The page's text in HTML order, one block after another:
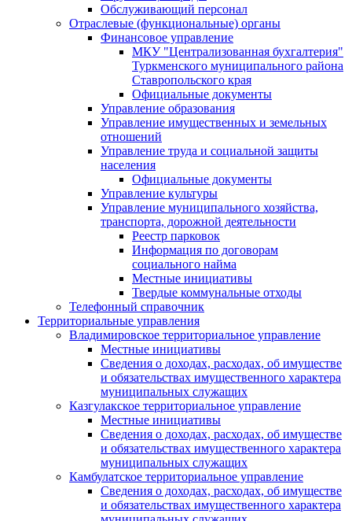
Обслуживающий персонал
Отраслевые (функциональные) органы
Финансовое управление
МКУ "Централизованная бухгалтерия"
Туркменского муниципального района
Ставропольского края
Официальные документы
Управление образования
Управление имущественных и земельных
отношений
Управление труда и социальной защиты
населения
Официальные документы
Управление культуры
Управление муниципального хозяйства,
транспорта, дорожной деятельности
Реестр парковок
Информация по договорам
социального найма
Местные инициативы
Твердые коммунальные отходы
Телефонный справочник
Территориальные управления
Владимировское территориальное управление
Местные инициативы
Сведения о доходах, расходах, об имуществе
и обязательствах имущественного характера
муниципальных служащих
Казгулакское территориальное управление
Местные инициативы
Сведения о доходах, расходах, об имуществе
и обязательствах имущественного характера
муниципальных служащих
Камбулатское территориальное управление
Сведения о доходах, расходах, об имуществе
и обязательствах имущественного характера